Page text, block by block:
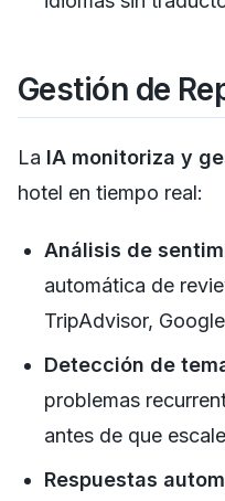
Gestión de
La IA monitoriza y
hotel en tiempo real:
Análisis de
automática de
TripAdvisor, Google
Detección de
problemas
antes de que
Respuestas